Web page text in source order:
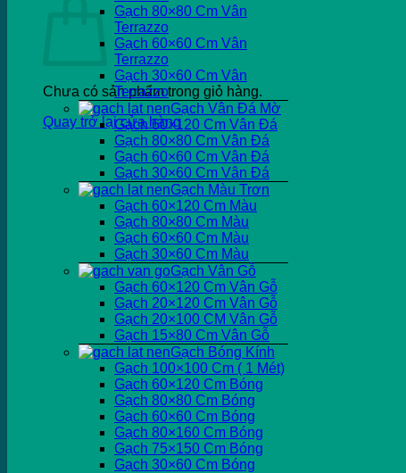
Chưa có sản phẩm trong giỏ hàng.
Quay trở lại cửa hàng
Gạch 80×80 Cm Vân
Terrazzo
Gạch 60×60 Cm Vân
Terrazzo
Gạch 30×60 Cm Vân
Terrazzo
Gạch Vân Đá Mờ
Gạch 60×120 Cm Vân Đá
Gạch 80×80 Cm Vân Đá
Gạch 60×60 Cm Vân Đá
Gạch 30×60 Cm Vân Đá
Gạch Màu Trơn
Gạch 60×120 Cm Màu
Gạch 80×80 Cm Màu
Gạch 60×60 Cm Màu
Gạch 30×60 Cm Màu
Gạch Vân Gỗ
Gạch 60×120 Cm Vân Gỗ
Gạch 20×120 Cm Vân Gỗ
Gạch 20×100 CM Vân Gỗ
Gạch 15×80 Cm Vân Gỗ
Gạch Bóng Kính
Gạch 100×100 Cm ( 1 Mét)
Gạch 60×120 Cm Bóng
Gạch 80×80 Cm Bóng
Gạch 60×60 Cm Bóng
Gạch 80×160 Cm Bóng
Gạch 75×150 Cm Bóng
Gạch 30×60 Cm Bóng